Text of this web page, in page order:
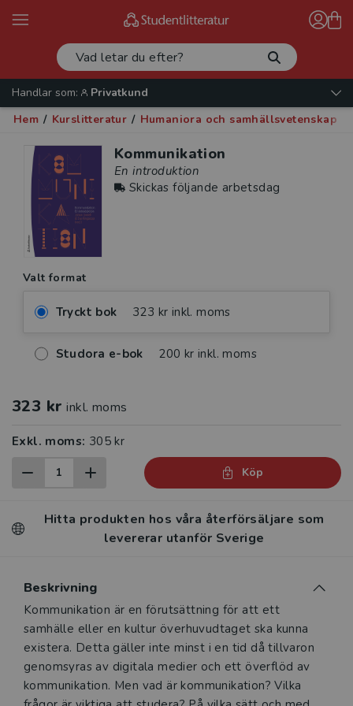
Handlar som:
Privatkund
Hem / Kurslitteratur / Humaniora och samhällsvetenskap
Kommunikation
En introduktion
Skickas följande arbetsdag
Valt format
Tryckt bok 323 kr inkl. moms
Studora e-bok 200 kr inkl. moms
323 kr inkl. moms
Exkl. moms: 305 kr
Köp
Hitta produkten hos våra återförsäljare som
levererar utanför Sverige
Beskrivning
Beskrivning
Kommunikation är en förutsättning för att ett
samhälle eller en kultur överhuvudtaget ska kunna
existera. Detta gäller inte minst i en tid då tillvaron
genomsyras av digitala medier och ett överflöd av
kommunikation. Men vad är kommunikation? Vilka